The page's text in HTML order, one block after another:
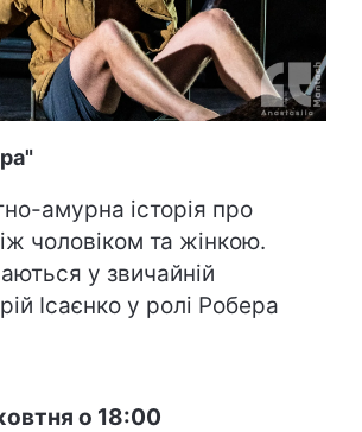
амурна історія про
чоловіком та жінкою.
у звичайній
Ісаєнко у ролі Робера
о 18:00